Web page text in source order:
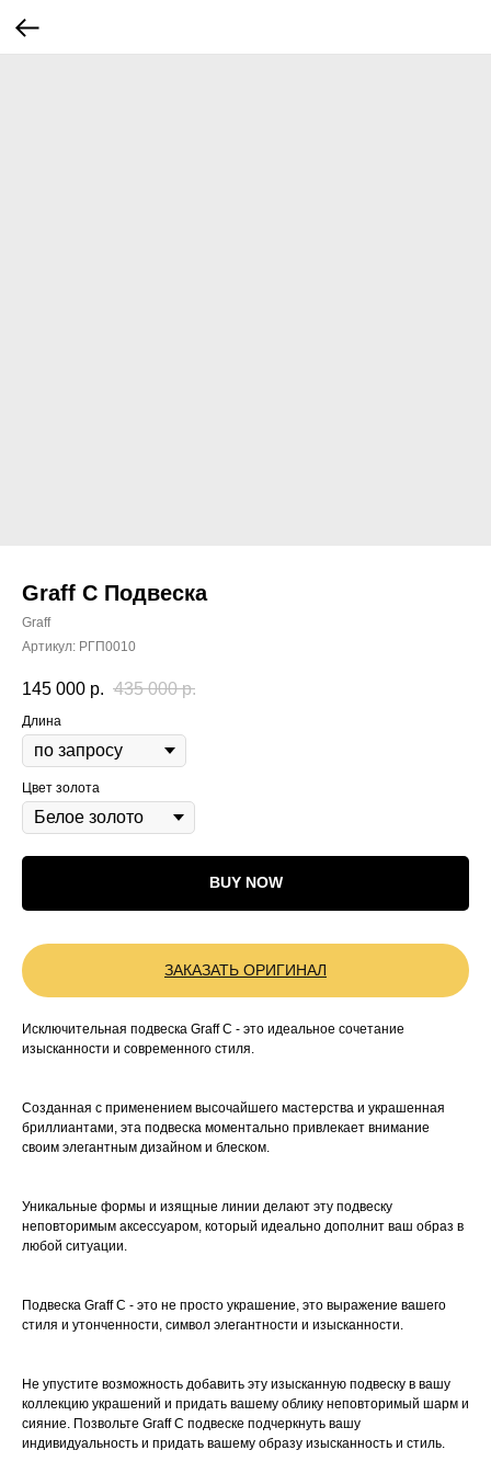
Graff C Подвеска
Graff
Артикул: РГП0010
145 000 р. 435 000 р.
Длина
Цвет золота
BUY NOW
ЗАКАЗАТЬ ОРИГИНАЛ
Исключительная подвеска Graff C - это идеальное сочетание
изысканности и современного стиля.
Созданная с применением высочайшего мастерства и украшенная
бриллиантами, эта подвеска моментально привлекает внимание
своим элегантным дизайном и блеском.
Уникальные формы и изящные линии делают эту подвеску
неповторимым аксессуаром, который идеально дополнит ваш образ в
любой ситуации.
Подвеска Graff C - это не просто украшение, это выражение вашего
стиля и утонченности, символ элегантности и изысканности.
Не упустите возможность добавить эту изысканную подвеску в вашу
коллекцию украшений и придать вашему облику неповторимый шарм и
сияние. Позвольте Graff C подвеске подчеркнуть вашу
индивидуальность и придать вашему образу изысканность и стиль.